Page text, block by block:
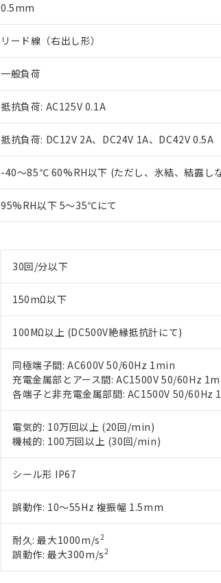
0.5mm
リード線（右出し形）
一般負荷
抵抗負荷: AC125V 0.1A
抵抗負荷: DC12V 2A、DC24V 1A、DC42V 0.5A
-40～85℃ 60%RH以下 (ただし、氷結、結露し
95%RH以下 5～35℃にて
30回/分以下
150mΩ以下
100MΩ以上 (DC500V絶縁抵抗計にて)
同極端子間: AC600V 50/60Hz 1min
充電金属部とアース間: AC1500V 50/60Hz
各端子と非充電金属部間: AC1500V 50/60Hz
電気的: 10万回以上 (20回/min)
機械的: 100万回以上 (30回/min)
シール形 IP67
誤動作: 10～55Hz 複振幅 1.5mm
耐久: 最大1000m/s2
誤動作: 最大300m/s2
以下の条件をお読みいただき、同意の
当社制御機器事業取扱商品の中に
在庫状況および標準価格照会結果
のであり、閲覧された時点での実
い。
正式な納期状況および標準価格は
当社販売員にご相談ください。
オムロン制御機器販売店や当社販
在庫状況および標準価格結果を当
ている必要があります。
お客様が当ウェブサイト上で当社
が、当社の製品・サービスに関す
さい。
※当社の共同利用者とは、
いる法人を指します。
対応済み：EU RoHS指令（10物質
対応予定：EU RoHS指令（10物質）の
対応予定なし：EU RoHS指令（10物質
非該当品：ライセンス料など無形物で
仕入先様の事情により、非含有部品と
*EU RoHS指令（10物質）：
鉛(Pb) 1000ppm以下、 水銀(Hg) 1000ppm以下、
六価クロム(Cr(Ⅵ)) 1000ppm以下、ポリ臭化ビフ
フタル酸ビス(2-エチルヘキシル) (DEHP)(別名：
ル（DBP） 1000ppm以下、フタル酸ジイソブチ
フタル酸エステル類の４物質については閾値を超
※2 対応予定月
部品在庫の切り替え状況などにより、
※3 非含有証明書ダウンロード
下記の非含有証明書をダウンロードす
EU RoHS指令（10物質）の非含有証明書
51物質の非含有証明書（当社基準）
※1 中国RoHS○×表
「○」：最大均質材料含有率が中国
「×」：最大均質材料含有率が中国
「－」：未確認です。当社販売部門へ
Cr(Ⅵ)(六価クロム) : 1000ppm、 PBBs(ポリ臭化ビ
DBP(フタル酸ジブチル) : 1000ppm、 DIBP(フタ
DEHP(フタル酸ビス(2-エチルヘキシル)) :
※2 環境保護使用期限
「ｅ」：有害物質（10物質）のすべて
「10」：通常の使用状況下において有
などの必要な手続きをとります。
当社は規制貨物を破棄する場合は
ます。
当社は貴社製品を、核兵器、ミサ
置等に一切使用いたしません。
当社は、貴社製品を第三者に販売
また当社は、販売先および販売に
たしません。
記
説明
○ 一定数以上の在庫あり
△ 一定数には満たないが在庫あ
－
在庫なし(最新の在庫状況に
機器販売店・当社販売員にご
空
白
受注生産機種、また在庫状況